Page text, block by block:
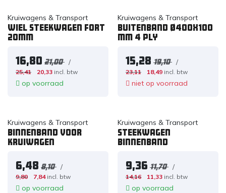
Kruiwagens & Transport
Wiel steekwagen FORT
20mm
16,80 21,00 /
25,41 20,33 incl. btw
op voorraad
Kruiwagens & Transport
Buitenband Ø400x100
mm 4 ply
15,28 19,10 /
23,11 18,49 incl. btw
niet op voorraad
Kruiwagens & Transport
Binnenband voor
kruiwagen
6,48 8,10 /
9,80 7,84 incl. btw
op voorraad
Kruiwagens & Transport
Steekwagen
binnenband
9,36 11,70 /
14,16 11,33 incl. btw
op voorraad